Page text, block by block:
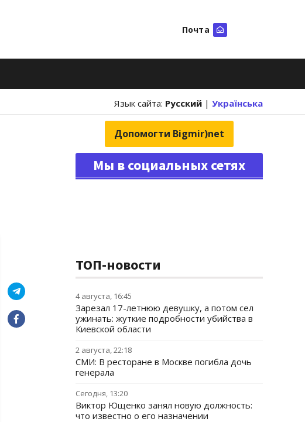
Почта
Язык сайта: Русский | Українська
Допомогти Bigmir)net
Мы в социальных сетях
ТОП-новости
4 августа, 16:45
Зарезал 17-летнюю девушку, а потом сел
ужинать: жуткие подробности убийства в
Киевской области
2 августа, 22:18
СМИ: В ресторане в Москве погибла дочь
генерала
Сегодня, 13:20
Виктор Ющенко занял новую должность:
что известно о его назначении